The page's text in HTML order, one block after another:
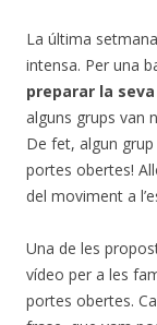
La última
intensa. Per una
preparar la
alguns grups van
De fet, algun
portes obertes!
del moviment a
Una de les
vídeo per a les
portes obertes.